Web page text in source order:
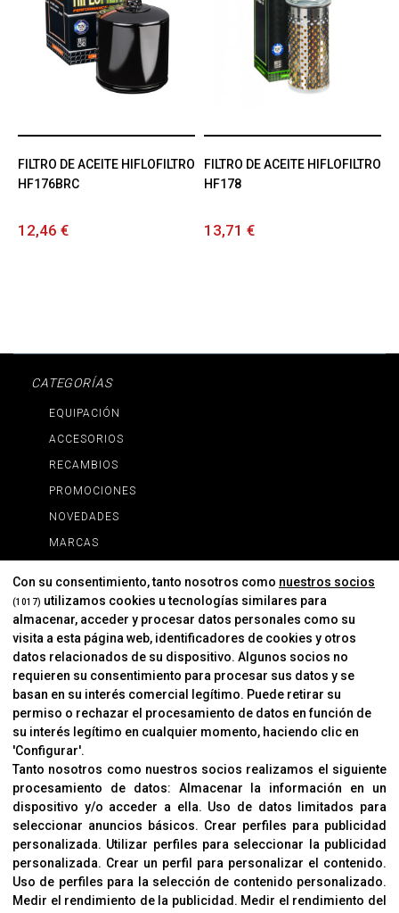
FILTRO DE ACEITE HIFLOFILTRO
HF176BRC
12,46 €
FILTRO DE ACEITE HIFLOFILTRO
HF178
13,71 €
CATEGORÍAS
EQUIPACIÓN
ACCESORIOS
RECAMBIOS
PROMOCIONES
NOVEDADES
MARCAS
INFORMACIÓN
Contacto
Cambios Y Devoluciones
CORVER
Aviso Legal
Sobre Nosotros
Cookies
Política De Privacidad
OFICINAS
Con su consentimiento, tanto nosotros como nuestros socios
(1017) utilizamos cookies u tecnologías similares para
almacenar, acceder y procesar datos personales como su
visita a esta página web, identificadores de cookies y otros
datos relacionados de su dispositivo. Algunos socios no
requieren su consentimiento para procesar sus datos y se
basan en su interés comercial legítimo. Puede retirar su
permiso o rechazar el procesamiento de datos en función de
su interés legítimo en cualquier momento, haciendo clic en
'Configurar'.
Tanto nosotros como nuestros socios realizamos el siguiente
procesamiento de datos: Almacenar la información en un
dispositivo y/o acceder a ella. Uso de datos limitados para
seleccionar anuncios básicos. Crear perfiles para publicidad
personalizada. Utilizar perfiles para seleccionar la publicidad
personalizada. Crear un perfil para personalizar el contenido.
Uso de perfiles para la selección de contenido personalizado.
Medir el rendimiento de la publicidad . Medir el rendimiento del